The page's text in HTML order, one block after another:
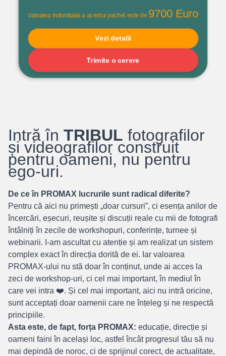
Valoarea individuala a acestui pachet este de 9700 Euro
Vezi detalii
Trimite o cerere
Intră în TRIBUL fotografilor
și videografilor construit
pentru oameni, nu pentru
ego-uri.
De ce în PROMAX lucrurile sunt radical diferite?
Pentru că aici nu primești „doar cursuri”, ci esența anilor de
încercări, eșecuri, reușite și discuții reale cu mii de fotografi
întâlniți în zecile de workshopuri, conferințe, turnee și
webinarii. I-am ascultat cu atenție și am realizat un sistem
complex exact în direcția dorită de ei. Iar valoarea
PROMAX-ului nu stă doar în conținut, unde ai acces la
zeci de workshop-uri, ci cel mai important, în mediul în
care vei intra ❤️. Și cel mai important, aici nu intră oricine,
sunt acceptați doar oamenii care ne înțeleg și ne respectă
principiile.
Asta este, de fapt, forța PROMAX: educație, direcție și
oameni faini în același loc, astfel încât progresul tău să nu
mai depindă de noroc, ci de sprijinul corect, de actualitate,